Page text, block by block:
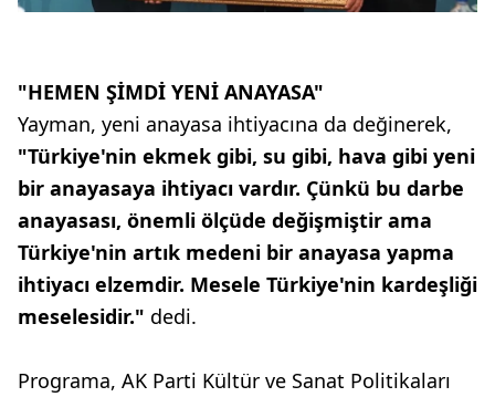
"HEMEN ŞİMDİ YENİ ANAYASA"
Yayman, yeni anayasa ihtiyacına da değinerek,
"Türkiye'nin ekmek gibi, su gibi, hava gibi yeni
bir anayasaya ihtiyacı vardır. Çünkü bu darbe
anayasası, önemli ölçüde değişmiştir ama
Türkiye'nin artık medeni bir anayasa yapma
ihtiyacı elzemdir. Mesele Türkiye'nin kardeşliği
meselesidir." dedi.
Programa, AK Parti Kültür ve Sanat Politikaları